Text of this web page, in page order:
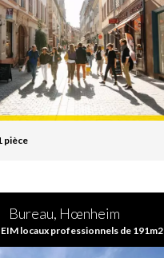
pièce
Bureau, Hœnheim
locaux professionnels de 191m2